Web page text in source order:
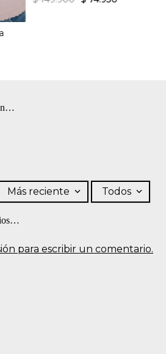
para escribir un comentario.
Más reciente Todos